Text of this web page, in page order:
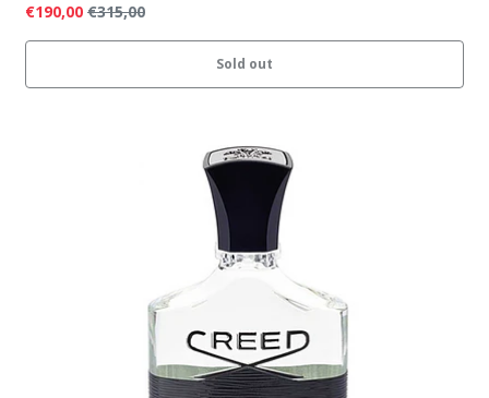
€190,00 €315,00
Sold out